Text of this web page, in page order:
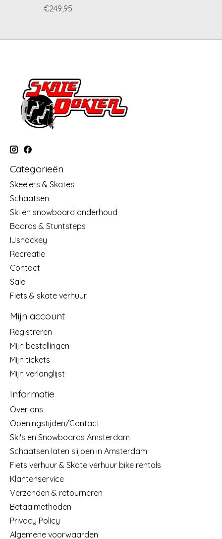
€249,95
Categorieën
Skeelers & Skates
Schaatsen
Ski en snowboard onderhoud
Boards & Stuntsteps
IJshockey
Recreatie
Contact
Sale
Fiets & skate verhuur
Mijn account
Registreren
Mijn bestellingen
Mijn tickets
Mijn verlanglijst
Informatie
Over ons
Openingstijden/Contact
Ski's en Snowboards Amsterdam
Schaatsen laten slijpen in Amsterdam
Fiets verhuur & Skate verhuur bike rentals
Klantenservice
Verzenden & retourneren
Betaalmethoden
Privacy Policy
Algemene voorwaarden